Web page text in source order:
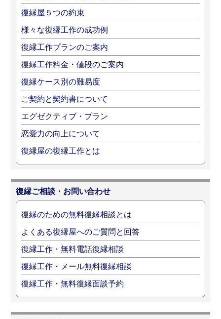
復縁屋５つの約束
様々な復縁工作の成功例
復縁工作プランのご案内
復縁工作料金・値段のご案内
復縁ケース別の難易度
ご契約と契約書について
エグゼクティブ・プラン
恋愛力の向上について
復縁屋の復縁工作とは
復縁ご相談・お問い合わせ
復縁のための無料復縁相談とは
よくある復縁屋へのご質問と回答
復縁工作・無料電話復縁相談
復縁工作・メール無料復縁相談
復縁工作・無料復縁面談予約